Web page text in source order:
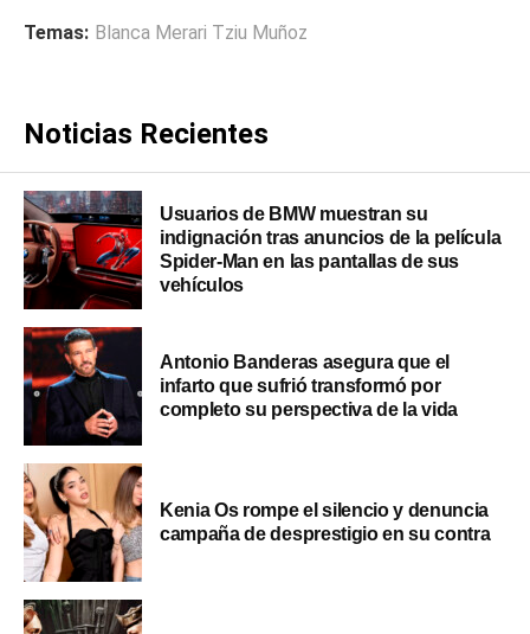
Temas: Blanca Merari Tziu Muñoz
Noticias Recientes
Usuarios de BMW muestran su
indignación tras anuncios de la película
Spider-Man en las pantallas de sus
vehículos
Antonio Banderas asegura que el
infarto que sufrió transformó por
completo su perspectiva de la vida
Kenia Os rompe el silencio y denuncia
campaña de desprestigio en su contra